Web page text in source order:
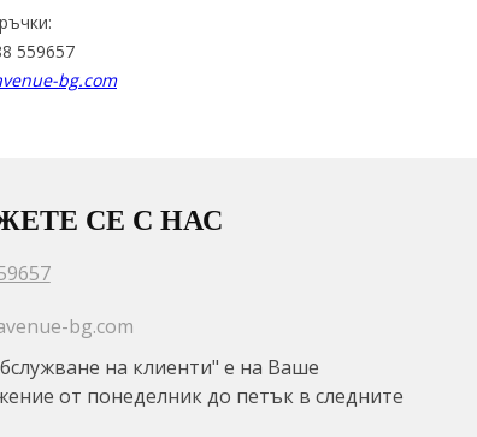
559657
bg.com
СЕ С НАС
bg.com
на клиенти" е на Ваше
от понеделник до петък в следните